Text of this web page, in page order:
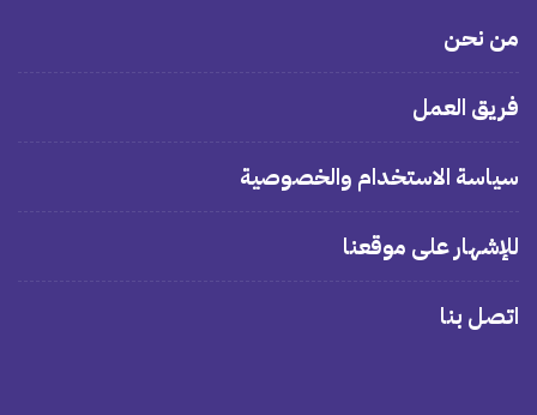
من نحن
فريق العمل
سياسة الاستخدام والخصوصية
للإشهار على موقعنا
اتصل بنا